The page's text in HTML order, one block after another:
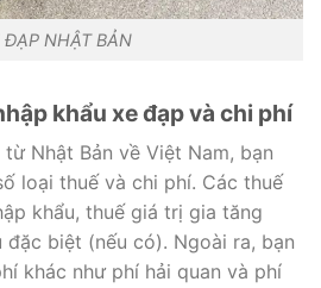
ĐẠP NHẬT BẢN
khẩu xe đạp và chi phí
Nhật Bản về Việt Nam, bạn
loại thuế và chi phí. Các thuế
khẩu, thuế giá trị gia tăng
đặc biệt (nếu có). Ngoài ra, bạn
khác như phí hải quan và phí